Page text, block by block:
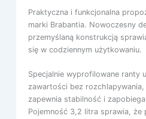
Praktyczna i funkcjonalna
marki Brabantia. Nowoczesny
przemyślaną konstrukcją
się w codziennym użytkowaniu.
Specjalnie wyprofilowane ranty
zawartości bez
zapewnia stabilność i
Pojemność 3,2 litra sprawia, że